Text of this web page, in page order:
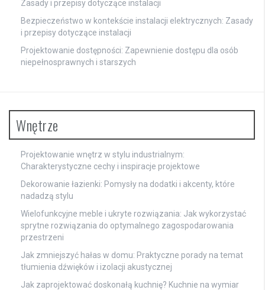
Zasady i przepisy dotyczące instalacji
Bezpieczeństwo w kontekście instalacji elektrycznych: Zasady
i przepisy dotyczące instalacji
Projektowanie dostępności: Zapewnienie dostępu dla osób
niepełnosprawnych i starszych
Wnętrze
Projektowanie wnętrz w stylu industrialnym:
Charakterystyczne cechy i inspiracje projektowe
Dekorowanie łazienki: Pomysły na dodatki i akcenty, które
nadadzą stylu
Wielofunkcyjne meble i ukryte rozwiązania: Jak wykorzystać
sprytne rozwiązania do optymalnego zagospodarowania
przestrzeni
Jak zmniejszyć hałas w domu: Praktyczne porady na temat
tłumienia dźwięków i izolacji akustycznej
Jak zaprojektować doskonałą kuchnię? Kuchnie na wymiar